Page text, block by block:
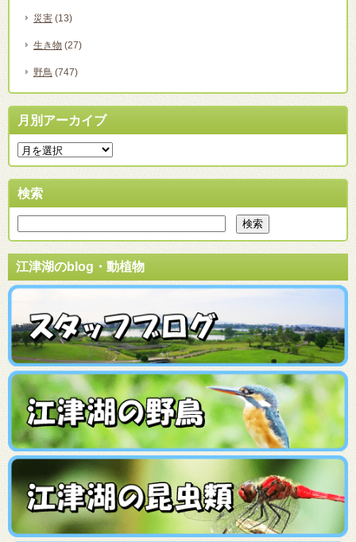
災害 (13)
生き物 (27)
野鳥 (747)
月別アーカイブ
検索
江津湖のblog・動植物